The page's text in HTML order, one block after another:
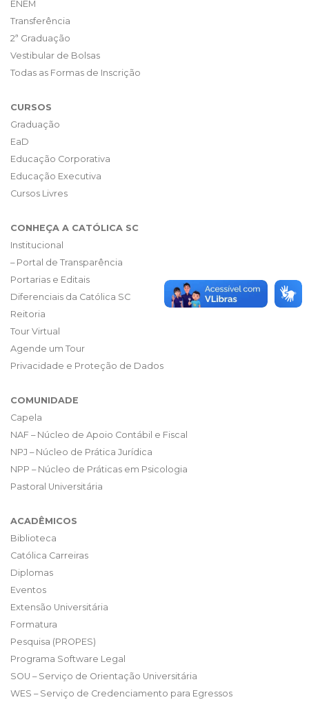
ENEM
Transferência
2ª Graduação
Vestibular de Bolsas
Todas as Formas de Inscrição
CURSOS
Graduação
EaD
Educação Corporativa
Educação Executiva
Cursos Livres
CONHEÇA A CATÓLICA SC
Institucional
– Portal de Transparência
Portarias e Editais
Diferenciais da Católica SC
Reitoria
Tour Virtual
Agende um Tour
Privacidade e Proteção de Dados
COMUNIDADE
Capela
NAF – Núcleo de Apoio Contábil e Fiscal
NPJ – Núcleo de Prática Jurídica
NPP – Núcleo de Práticas em Psicologia
Pastoral Universitária
ACADÊMICOS
Biblioteca
Católica Carreiras
Diplomas
Eventos
Extensão Universitária
Formatura
Pesquisa (PROPES)
Programa Software Legal
SOU – Serviço de Orientação Universitária
WES – Serviço de Credenciamento para Egressos